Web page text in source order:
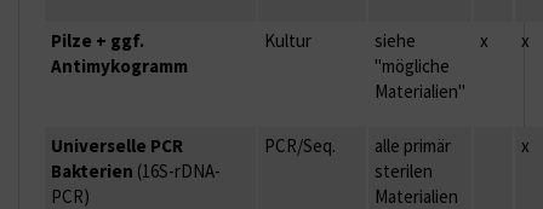
Pilze + ggf.
Antimykogramm
Kultur
siehe
"mögliche
Materialien"
x x
Universelle PCR
Bakterien (16S-rDNA-
PCR)
PCR/Seq.
alle primär
sterilen
Materialien
x